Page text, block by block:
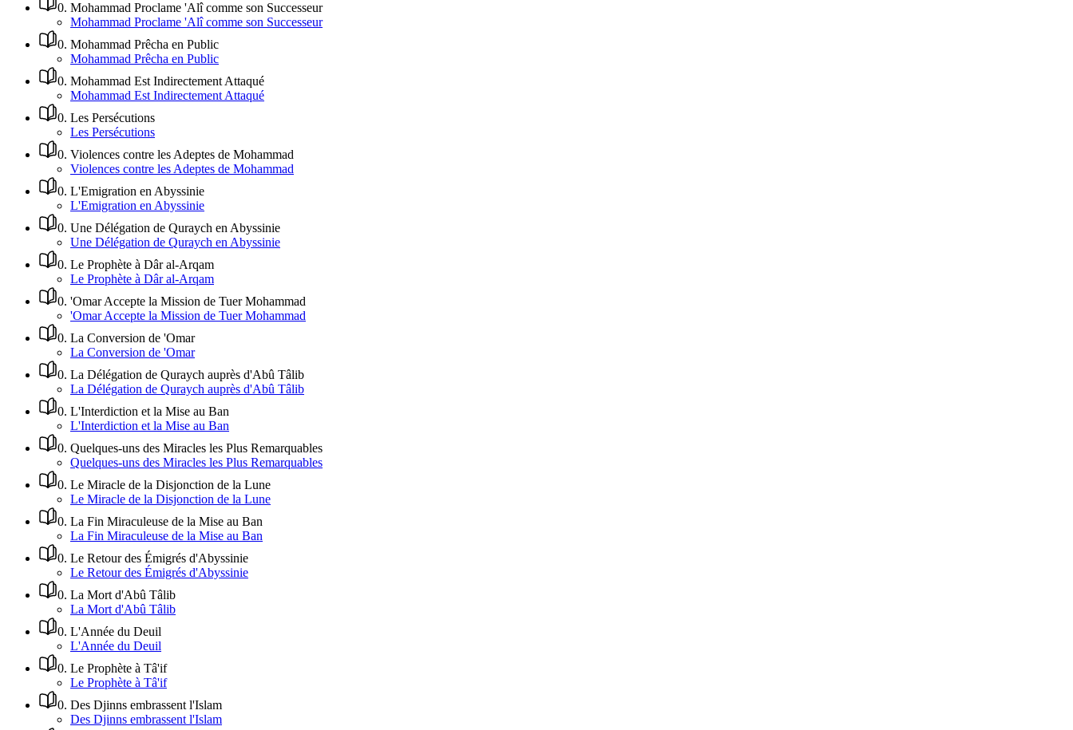
0. Mohammad Proclame 'Alî comme son Successeur
Mohammad Proclame 'Alî comme son Successeur
0. Mohammad Prêcha en Public
Mohammad Prêcha en Public
0. Mohammad Est Indirectement Attaqué
Mohammad Est Indirectement Attaqué
0. Les Persécutions
Les Persécutions
0. Violences contre les Adeptes de Mohammad
Violences contre les Adeptes de Mohammad
0. L'Emigration en Abyssinie
L'Emigration en Abyssinie
0. Une Délégation de Quraych en Abyssinie
Une Délégation de Quraych en Abyssinie
0. Le Prophète à Dâr al-Arqam
Le Prophète à Dâr al-Arqam
0. 'Omar Accepte la Mission de Tuer Mohammad
'Omar Accepte la Mission de Tuer Mohammad
0. La Conversion de 'Omar
La Conversion de 'Omar
0. La Délégation de Quraych auprès d'Abû Tâlib
La Délégation de Quraych auprès d'Abû Tâlib
0. L'Interdiction et la Mise au Ban
L'Interdiction et la Mise au Ban
0. Quelques-uns des Miracles les Plus Remarquables
Quelques-uns des Miracles les Plus Remarquables
0. Le Miracle de la Disjonction de la Lune
Le Miracle de la Disjonction de la Lune
0. La Fin Miraculeuse de la Mise au Ban
La Fin Miraculeuse de la Mise au Ban
0. Le Retour des Émigrés d'Abyssinie
Le Retour des Émigrés d'Abyssinie
0. La Mort d'Abû Tâlib
La Mort d'Abû Tâlib
0. L'Année du Deuil
L'Année du Deuil
0. Le Prophète à Tâ'if
Le Prophète à Tâ'if
0. Des Djinns embrassent l'Islam
Des Djinns embrassent l'Islam